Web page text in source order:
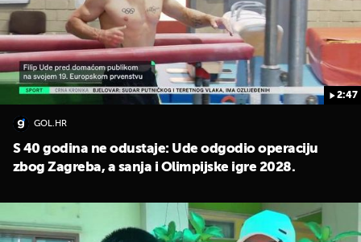
2:47
GOL.HR
S 40 godina ne odustaje: Ude odgodio operaciju
zbog Zagreba, a sanja i Olimpijske igre 2028.